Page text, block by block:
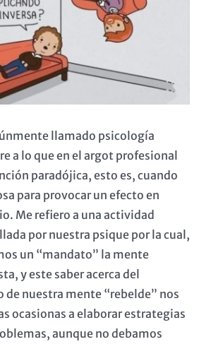
llamado psicología
a lo que en el argot profesional
paradójica, esto es, cuando
para provocar un efecto en
Me refiero a una actividad
por nuestra psique por la cual,
un “mandato” la mente
y este saber acerca del
nuestra mente “rebelde” nos
ocasionas a elaborar estrategias
aunque no debamos